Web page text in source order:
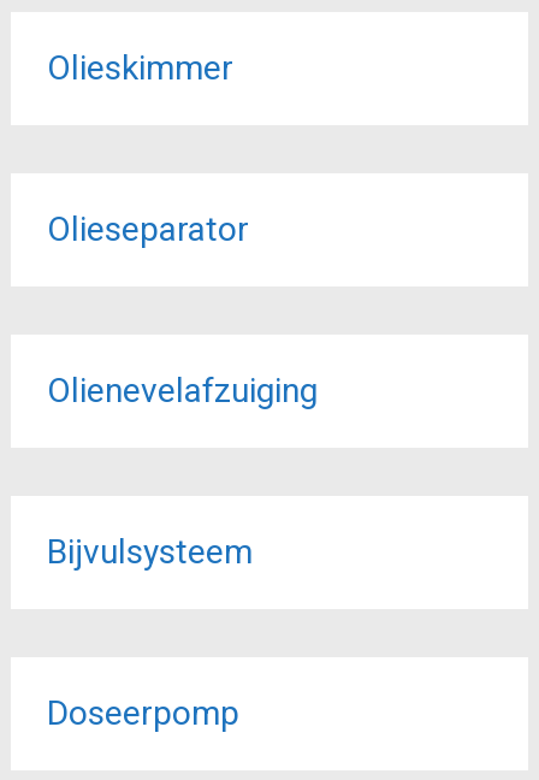
Olieskimmer
Olieseparator
Olienevelafzuiging
Bijvulsysteem
Doseerpomp